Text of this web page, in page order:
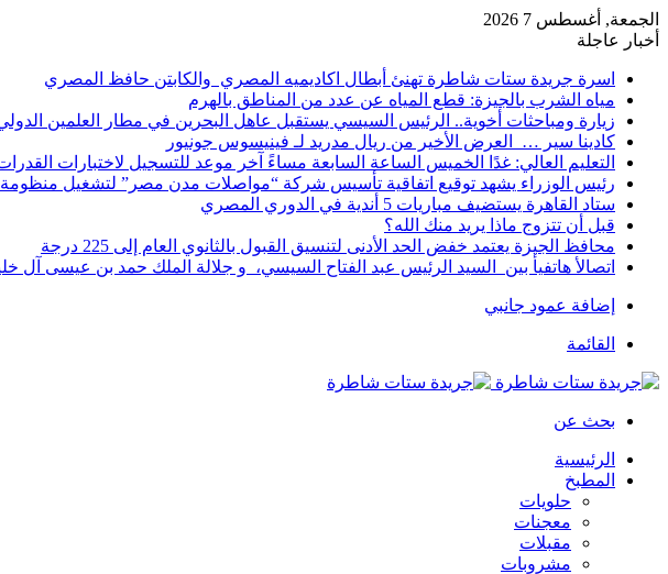
الجمعة, أغسطس 7 2026
أخبار عاجلة
اسرة جريدة ستات شاطرة تهنئ أبطال اكاديميه المصري والكابتن حافظ المصري
مياه الشرب بالجيزة: قطع المياه عن عدد من المناطق بالهرم
زيارة ومباحثات أخوية.. الرئيس السيسي يستقبل عاهل البحرين في مطار العلمين
كادينا سير … العرض الأخير من ريال مدريد لـ فينيسوس جونيور
التعليم العالي: غدًا الخميس الساعة السابعة مساءً آخر موعد للتسجيل لاختبارات
رئيس الوزراء يشهد توقيع اتفاقية تأسيس شركة “مواصلات مدن مصر” لتشغيل منظومة
ستاد القاهرة يستضيف مباريات 5 أندية في الدوري المصري
قبل أن تتزوج ماذا يريد منك الله؟
محافظ الجيزة يعتمد خفض الحد الأدنى لتنسيق القبول بالثانوي العام إلى 225 درجة
اتصالأ هاتفيأ بين السيد الرئيس عبد الفتاح السيسي، و جلالة الملك حمد بن عيسى آل
إضافة عمود جانبي
القائمة
بحث عن
الرئيسية
المطبخ
حلويات
معجنات
مقبلات
مشروبات